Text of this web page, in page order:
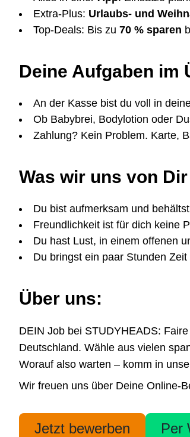
Extra-Plus: Urlaubs- und
Top-Deals: Bis zu 70 % sparen
Deine Aufgaben im
An der Kasse bist du voll in
Ob Babybrei, Bodylotion oder
Zahlung? Kein Problem. Karte,
Was wir uns von
Du bist aufmerksam und
Freundlichkeit ist für dich keine
Du hast Lust, in einem offenen
Du bringst ein paar Stunden
Über uns:
DEIN Job bei STUDYHEADS:
Deutschland. Wähle aus vielen
Worauf also warten – komm in
Wir freuen uns über Deine Online-
Jetzt bewerben Per